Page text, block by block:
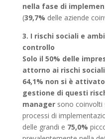
nella fase di
(39,7% delle aziende
3. I rischi sociali e
controllo
Solo il 50% delle
attorno ai rischi
64,1% non si è
gestione di questi
managersono coinvolti
processi di
delle grandi e 75,0%